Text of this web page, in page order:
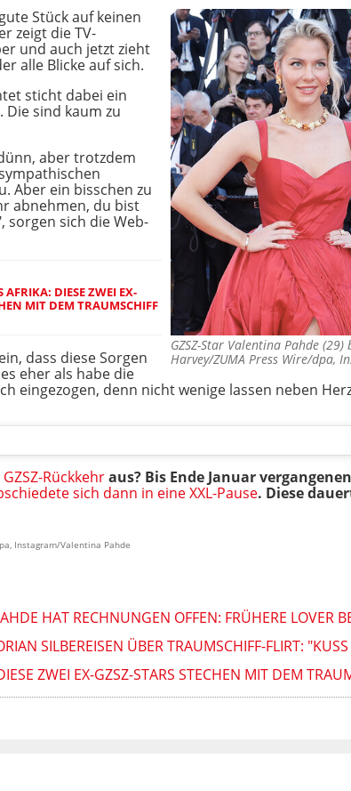
GZSZ-Star Valentina Pahde
Harvey/ZUMA Press Wire/dpa,
Stück auf keinen
zeigt die TV-
und auch jetzt zieht
alle Blicke auf sich.
sticht dabei ein
Die sind kaum zu
aber trotzdem
Aber ein bisschen zu
abnehmen, du bist
sorgen sich die Web-
AFRIKA: DIESE ZWEI EX-
MIT DEM TRAUMSCHIFF
dass diese Sorgen
eher als habe die
eingezogen, denn nicht wenige lassen neben
GZSZ-Rückkehraus? Bis Ende Januar
sich dann in eine XXL-Pause. Diese
Instagram/Valentina Pahde
HAT RECHNUNGEN OFFEN: FRÜHERE LOVER
SILBEREISEN ÜBER TRAUMSCHIFF-FLIRT:
ZWEI EX-GZSZ-STARS STECHEN MIT DEM